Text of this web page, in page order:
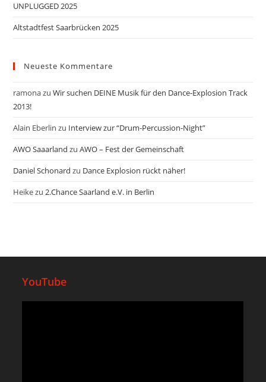
UNPLUGGED 2025
Altstadtfest Saarbrücken 2025
Neueste Kommentare
ramonazuWir suchen DEINE Musik für den Dance-Explosion Track
2013!
Alain Eberlin zu Interview zur “Drum-Percussion-Night”
AWO Saaarland zuAWO – Fest der Gemeinschaft
Daniel Schonard zu Dance Explosion rückt näher!
Heikezu2.Chance Saarland e.V. in Berlin
YouTube